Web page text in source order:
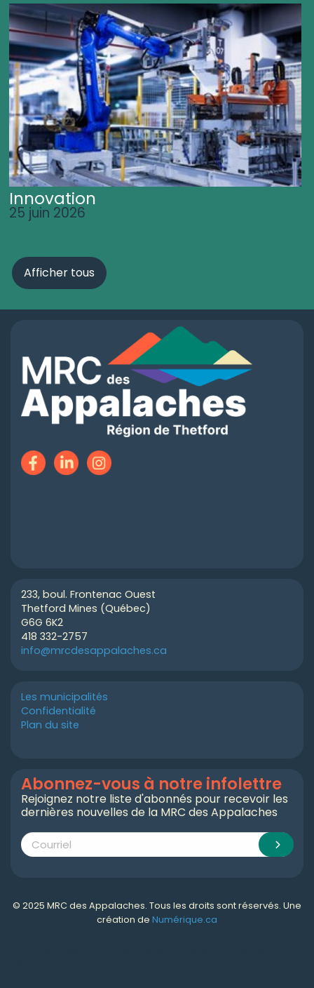
Innovation
25 juin 2026
Afficher tous
233, boul. Frontenac Ouest
Thetford Mines (Québec)
G6G 6K2
418 332-2757
info@mrcdesappalaches.ca
Les municipalités
Confidentialité
Plan du site
Abonnez-vous à notre infolettre
Rejoignez notre liste d'abonnés pour recevoir les
dernières nouvelles de la MRC des Appalaches
© 2025 MRC des Appalaches. Tous les droits sont réservés. Une
création de Numérique.ca